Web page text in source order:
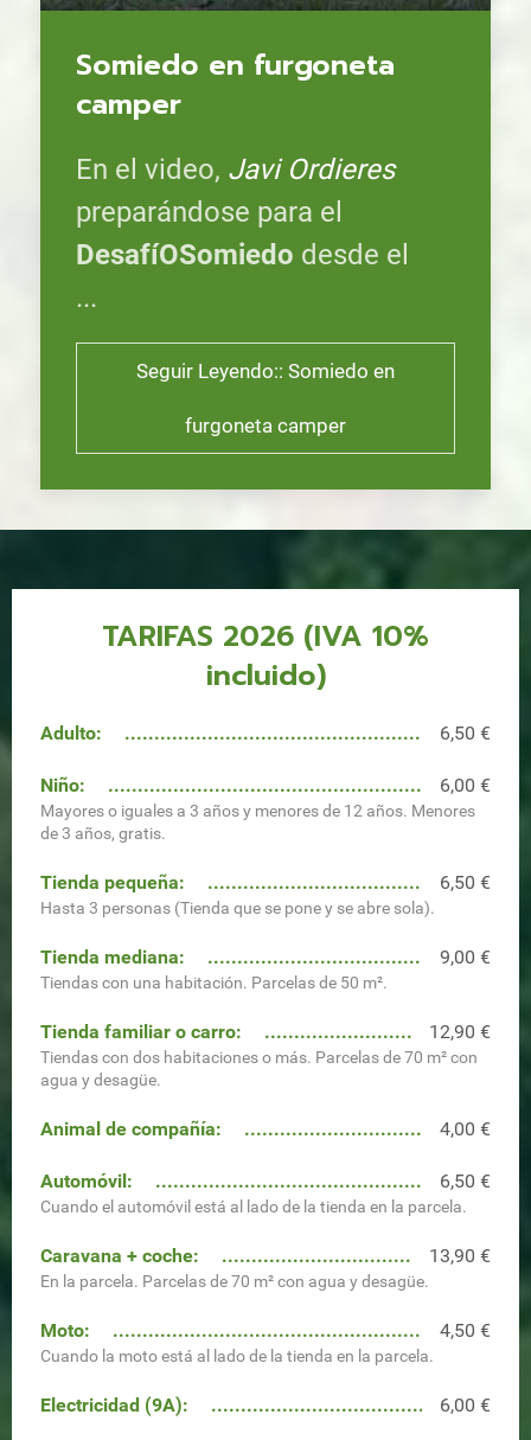
Somiedo en furgoneta
camper
En el video, Javi Ordieres
preparándose para el
DesafíOSomiedo desde el
...
Seguir Leyendo:: Somiedo en
furgoneta camper
TARIFAS 2026 (IVA 10%
incluido)
Adulto: 6,50 €
Niño: 6,00 €
Mayores o iguales a 3 años y menores de 12 años. Menores
de 3 años, gratis.
Tienda pequeña: 6,50 €
Hasta 3 personas (Tienda que se pone y se abre sola).
Tienda mediana: 9,00 €
Tiendas con una habitación. Parcelas de 50 m².
Tienda familiar o carro: 12,90 €
Tiendas con dos habitaciones o más. Parcelas de 70 m² con
agua y desagüe.
Animal de compañía: 4,00 €
Automóvil: 6,50 €
Cuando el automóvil está al lado de la tienda en la parcela.
Caravana + coche: 13,90 €
En la parcela. Parcelas de 70 m² con agua y desagüe.
Moto: 4,50 €
Cuando la moto está al lado de la tienda en la parcela.
Electricidad (9A): 6,00 €